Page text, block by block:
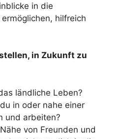
in die
hilfreich
in Zukunft zu
ländliche Leben?
in oder nahe einer
und arbeiten?
von Freunden und